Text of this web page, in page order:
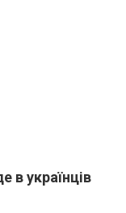
в українців